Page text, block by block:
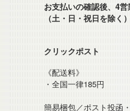
お支払いの確認後、4営
（土・日・祝日を除く）
クリックポスト
《配送料》
・全国一律185円
簡易梱包／ポスト投函